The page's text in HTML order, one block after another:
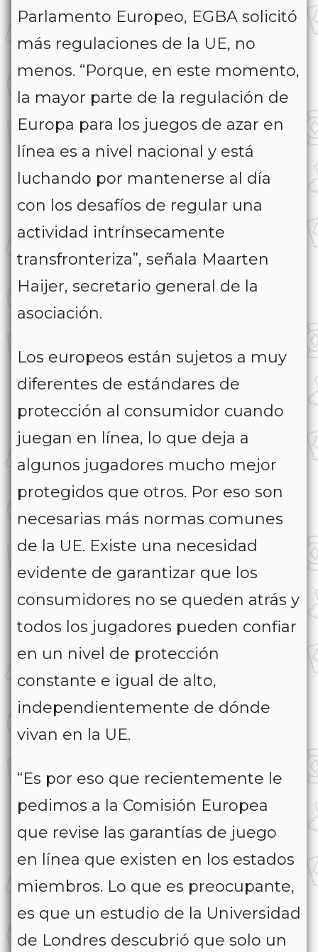
Parlamento Europeo, EGBA solicitó
más regulaciones de la UE, no
menos. “Porque, en este momento,
la mayor parte de la regulación de
Europa para los juegos de azar en
línea es a nivel nacional y está
luchando por mantenerse al día
con los desafíos de regular una
actividad intrínsecamente
transfronteriza”, señala Maarten
Haijer, secretario general de la
asociación.
Los europeos están sujetos a muy
diferentes de estándares de
protección al consumidor cuando
juegan en línea, lo que deja a
algunos jugadores mucho mejor
protegidos que otros. Por eso son
necesarias más normas comunes
de la UE. Existe una necesidad
evidente de garantizar que los
consumidores no se queden atrás y
todos los jugadores pueden confiar
en un nivel de protección
constante e igual de alto,
independientemente de dónde
vivan en la UE.
“Es por eso que recientemente le
pedimos a la Comisión Europea
que revise las garantías de juego
en línea que existen en los estados
miembros. Lo que es preocupante,
es que un estudio de la Universidad
de Londres descubrió que solo un